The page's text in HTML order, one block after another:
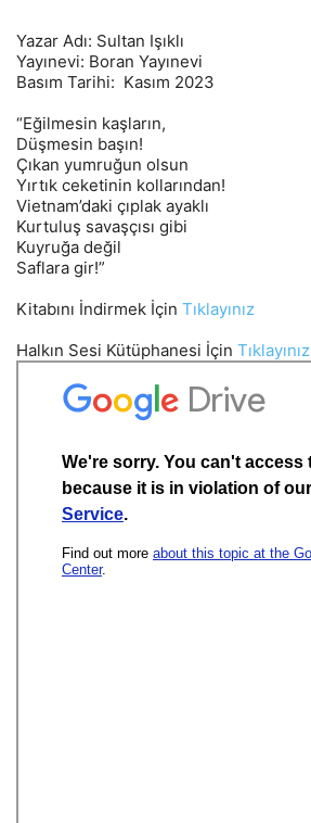
Yazar Adı: Sultan Işıklı
Yayınevi: Boran Yayınevi
Basım Tarihi: Kasım 2023
“Eğilmesin kaşların,
Düşmesin başın!
Çıkan yumruğun olsun
Yırtık ceketinin kollarından!
Vietnam’daki çıplak ayaklı
Kurtuluş savaşçısı gibi
Kuyruğa değil
Saflara gir!”
Kitabını İndirmek İçin Tıklayınız
Halkın Sesi Kütüphanesi İçin Tıklayınız